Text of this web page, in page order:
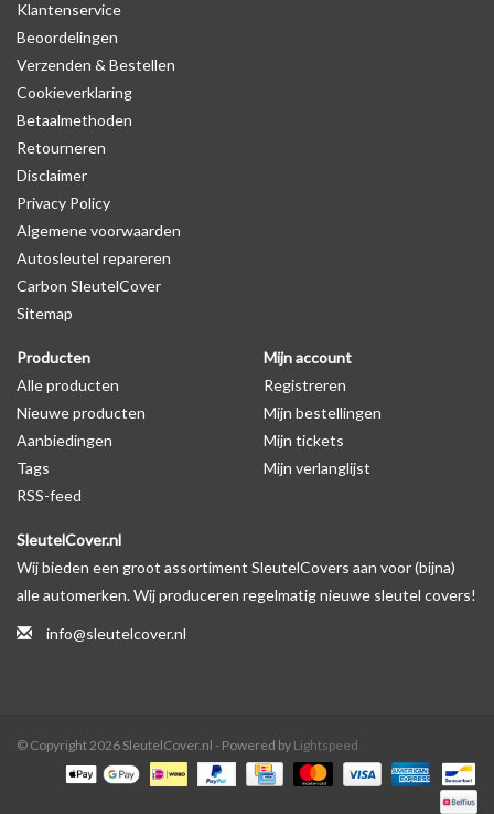
Klantenservice
Beoordelingen
Verzenden & Bestellen
Cookieverklaring
Betaalmethoden
Retourneren
Disclaimer
Privacy Policy
Algemene voorwaarden
Autosleutel repareren
Carbon SleutelCover
Sitemap
Producten
Alle producten
Nieuwe producten
Aanbiedingen
Tags
RSS-feed
Mijn account
Registreren
Mijn bestellingen
Mijn tickets
Mijn verlanglijst
SleutelCover.nl
Wij bieden een groot assortiment SleutelCovers aan voor (bijna)
alle automerken. Wij produceren regelmatig nieuwe sleutel covers!
info@sleutelcover.nl
© Copyright 2026 SleutelCover.nl - Powered by Lightspeed